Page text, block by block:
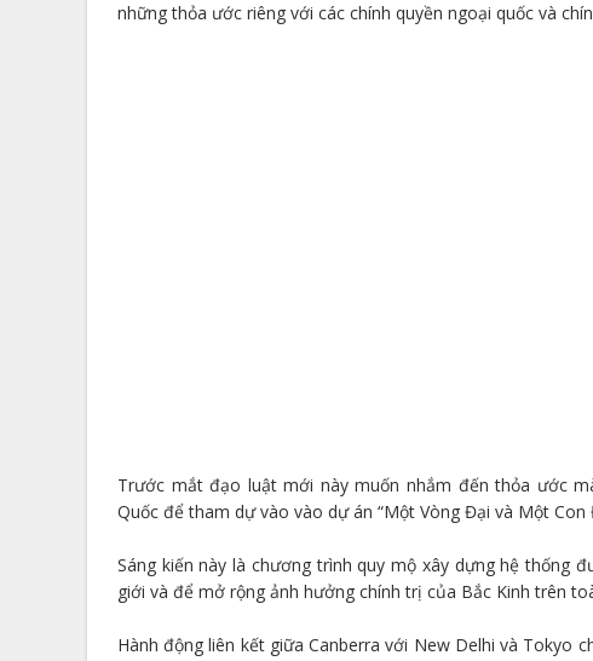
những thỏa ước riêng với các chính quyền ngoại quốc và
Trước mắt đạo luật mới này muốn nhắm đến thỏa ước
Quốc để tham dự vào vào dự án “Một Vòng Đại và Một Con
Sáng kiến này là chương trình quy mộ xây dựng hệ thống
giới và để mở rộng ảnh hưởng chính trị của Bắc Kinh trên
Hành động liên kết giữa Canberra với New Delhi và Tokyo